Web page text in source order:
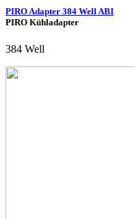
PIRO Adapter 384 Well ABI
PIRO Kühladapter
384 Well